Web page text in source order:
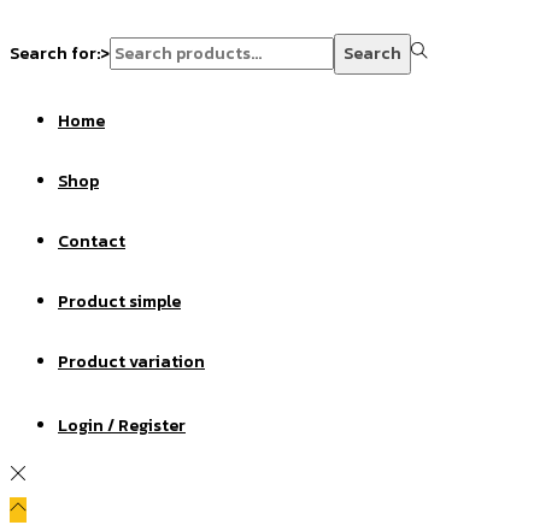
Search for:> Search
Home
Shop
Contact
Product simple
Product variation
Login / Register